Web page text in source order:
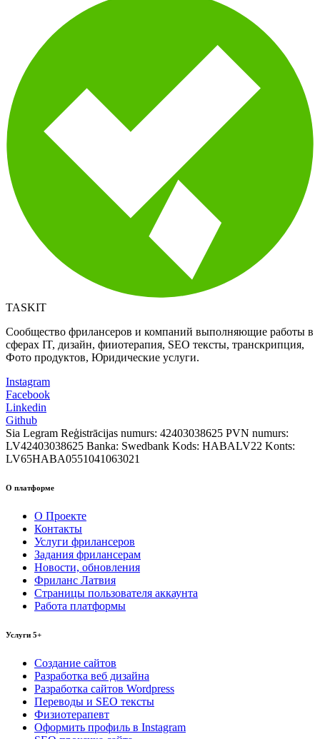
TASKIT
Сообщество фрилансеров и компаний выполняющие работы в
сферах IT, дизайн, фииотерапия, SEO тексты, транскрипция,
Фото продуктов, Юридические услуги.
Instagram
Facebook
Linkedin
Github
Sia Legram Reģistrācijas numurs: 42403038625 PVN numurs:
LV42403038625 Banka: Swedbank Kods: HABALV22 Konts:
LV65HABA0551041063021
О платформе
О Проекте
Контакты
Услуги фрилансеров
Задания фрилансерам
Новости, обновления
Фриланс Латвия
Страницы пользователя аккаунта
Работа платформы
Услуги 5+
Создание сайтов
Разработка веб дизайна
Разработка сайтов Wordpress
Переводы и SEO тексты
Физиотерапевт
Оформить профиль в Instagram